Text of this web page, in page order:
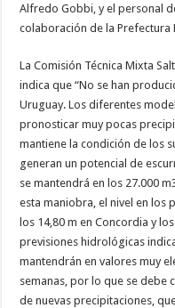
Alfredo Gobbi, y el personal
colaboración de la Prefectura
La Comisión Técnica Mixta
indica que “No se han
Uruguay. Los diferentes
pronosticar muy pocas
mantiene la condición de los
generan un potencial de
se mantendrá en los 27.000
esta maniobra, el nivel en los
los 14,80 m en Concordia y
previsiones hidrológicas
mantendrán en valores muy
semanas, por lo que se debe
de nuevas precipitaciones,